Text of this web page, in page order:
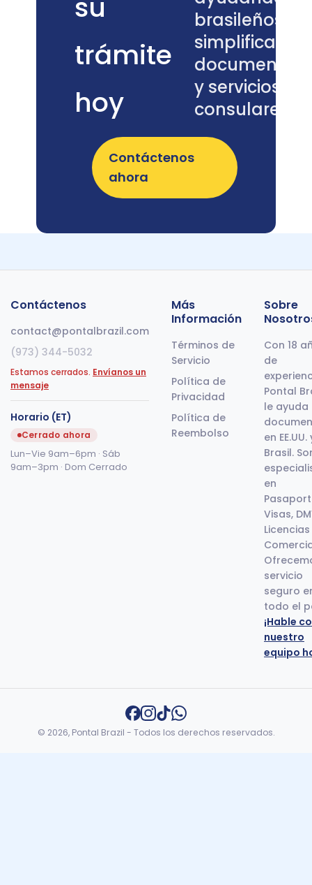
se traban
la mayoría
su
trámite
hoy
brasileños a
simplificar
documentos
y servicios
consulares.
Contáctenos
ahora
Contáctenos
contact@pontalbrazil.com
(973) 344-5032
Estamos cerrados. Envíanos un
mensaje
Horario (ET)
Cerrado ahora
Lun–Vie 9am–6pm · Sáb
9am–3pm · Dom Cerrado
Más
Información
Términos de
Servicio
Política de
Privacidad
Política de
Reembolso
Sobre
Con 18
de
Pontal
le ayuda
en EE.UU.
Brasil.
en
Visas,
Licencias
servicio
seguro
todo el
¡Hable
nuestro
equipo
© 2026, Pontal Brazil - Todos los derechos reservados.